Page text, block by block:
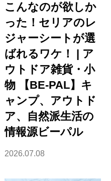
こんなのが欲しか
った！セリアのレ
ジャーシートが選
ばれるワケ！ | ア
ウトドア雑貨・小
物 【BE-PAL】キ
ャンプ、アウトド
ア、自然派生活の
情報源ビーパル
2026.07.08